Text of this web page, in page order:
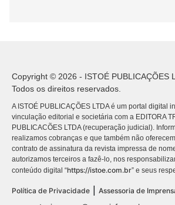
Copyright © 2026 - ISTOÉ PUBLICAÇÕES
Todos os direitos reservados.
A ISTOÉ PUBLICAÇÕES LTDA é um portal digital
vinculação editorial e societária com a EDITORA
PUBLICACÕES LTDA (recuperação judicial).
realizamos cobranças e que também não
contrato de assinatura da revista impressa de
autorizamos terceiros a fazê-lo, nos
conteúdo digital “https://istoe.com.br” e seus
Política de Privacidade
Assessoria de